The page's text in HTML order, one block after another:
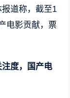
道称，截至1
电影贡献，票
度，国产电